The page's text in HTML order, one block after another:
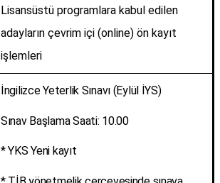
Lisansüstü programlara kabul edilen
adayların çevrim içi (online) ön kayıt
işlemleri
İngilizce Yeterlik Sınavı (Eylül İYS)
Sınav Başlama Saati: 10.00
* YKS Yeni kayıt